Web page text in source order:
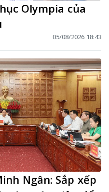
Olympia của
05/08/2026 18:43
Ngân: Sắp xếp